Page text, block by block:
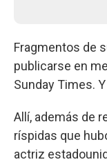
Fragmentos de
publicarse en
Sunday Times.
Allí, además de
ríspidas que
actriz